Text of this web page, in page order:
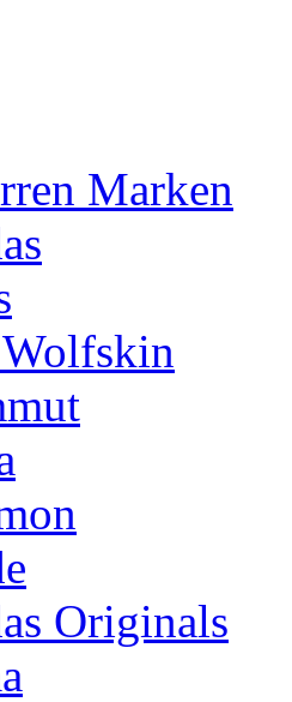
Marken
Originals